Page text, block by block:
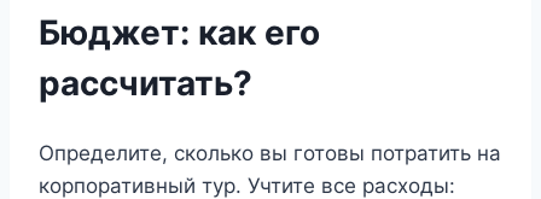
Бюджет: как его
рассчитать?
Определите, сколько вы готовы потратить на
корпоративный тур. Учтите все расходы: